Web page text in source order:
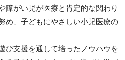
障がい児が医療と肯定的な関わり
め、子どもにやさしい小児医療の
び支援を通して培ったノウハウを